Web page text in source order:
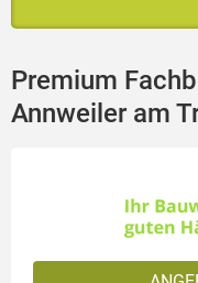
Premium
Annweiler am